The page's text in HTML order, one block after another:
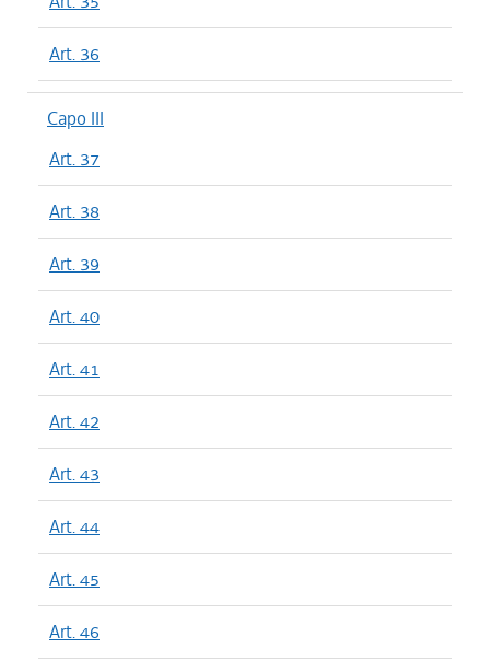
Art. 36
Capo III
Art. 37
Art. 38
Art. 39
Art. 40
Art. 41
Art. 42
Art. 43
Art. 44
Art. 45
Art. 46